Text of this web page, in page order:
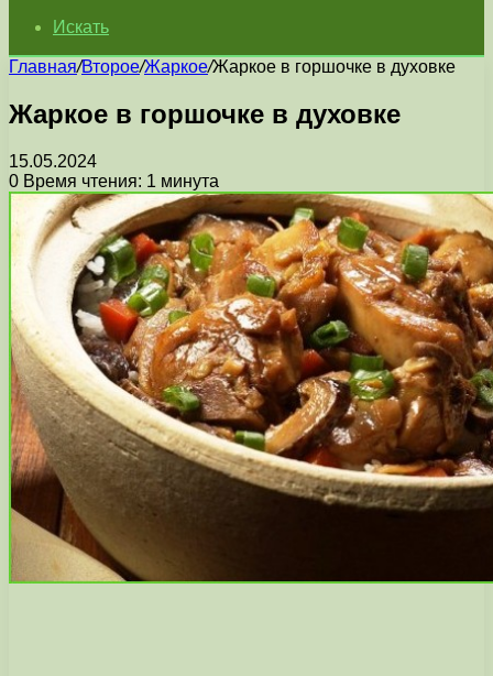
Искать
Главная/Второе/Жаркое/Жаркое в горшочке в духовке
Жаркое в горшочке в духовке
15.05.2024
0 Время чтения: 1 минута